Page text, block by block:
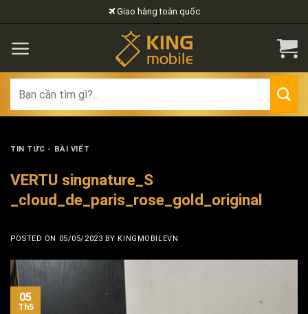
to
content
Giao hàng toàn quốc
for:
TIN TỨC - BÀI VIẾT
VERTU singnature_S
_cloud_de_paris_rose_gold_original
POSTED ON 05/05/2023 BYKINGMOBILEVN
05
Th5